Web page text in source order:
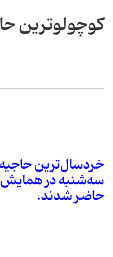
کوچولوترین
خردسال‌ترین
سه‌شنبه در همایش
حاضر شدند.